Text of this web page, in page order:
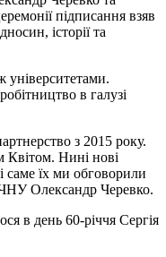
підписання взяв
історії та
в галузі
з 2015 року.
Квітом. Нині нові
їх ми обговорили
ЧНУ Олександр Черевко.
в день 60-річчя Сергія